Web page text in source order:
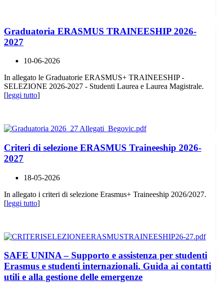
Graduatoria ERASMUS TRAINEESHIP 2026-
2027
10-06-2026
In allegato le Graduatorie ERASMUS+ TRAINEESHIP -
SELEZIONE 2026-2027 - Studenti Laurea e Laurea Magistrale.
[leggi tutto]
Criteri di selezione ERASMUS Traineeship 2026-
2027
18-05-2026
In allegato i criteri di selezione Erasmus+ Traineeship 2026/2027.
[leggi tutto]
SAFE UNINA – Supporto e assistenza per studenti
Erasmus e studenti internazionali. Guida ai contatti
utili e alla gestione delle emergenze